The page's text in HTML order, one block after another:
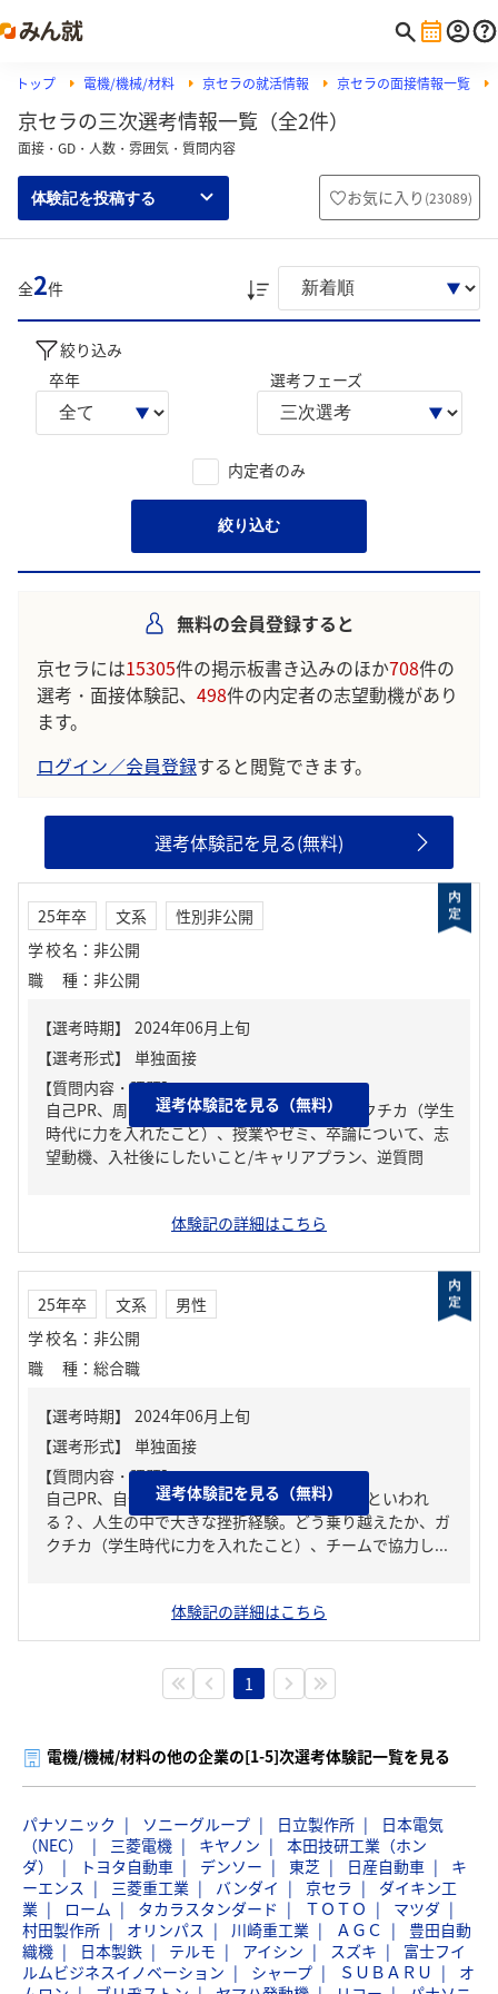
トップ 電機/機械/材料 京セラの就活情報 京セラの面接情報一覧
京セラの三次選考情報一覧（全2件）
面接・GD・人数・雰囲気・質問内容
体験記を投稿する お気に入り (23089)
全2件
絞り込み
卒年
選考フェーズ
内定者のみ
絞り込む
無料の会員登録すると
京セラには15305件の掲示板書き込みのほか708件の
選考・面接体験記、 498件の内定者の志望動機があり
ます。
ログイン／会員登録すると閲覧できます。
選考体験記を見る(無料)
25年卒 文系
性別非公開
学校名 ： 非公開
職種 ： 非公開
【質問内容・課題】
自己PR、周りからどんな人といわれる？、ガクチカ（学生
時代に力を入れたこと）、授業やゼミ、卒論について、志
望動機、入社後にしたいこと/キャリアプラン、逆質問
選考体験記を見る（無料）
体験記の詳細はこちら
25年卒 文系
男性
学校名 ： 非公開
職種 ： 総合職
【質問内容・課題】
自己PR、自分の強み/弱み、周りからどんな人といわれ
る？、人生の中で大きな挫折経験。どう乗り越えたか、ガ
クチカ（学生時代に力を入れたこと）、チームで協力し...
選考体験記を見る（無料）
体験記の詳細はこちら
1
電機/機械/材料の他の企業の[1-5]次選考体験記一覧を見る
パナソニック ソニーグループ 日立製作所
日本電気
（NEC）
三菱電機 キヤノン
本田技研工業（ホン
ダ）
トヨタ自動車 デンソー 東芝 日産自動車
キ
ーエンス
三菱重工業 バンダイ 京セラ
ダイキン工
業
ローム タカラスタンダード ＴＯＴＯ
マツダ
村田製作所
オリンパス 川崎重工業 ＡＧＣ
豊田自動
織機
日本製鉄 テルモ アイシン スズキ
富士フイ
ルムビジネスイノベーション
シャープ ＳＵＢＡＲＵ
オ